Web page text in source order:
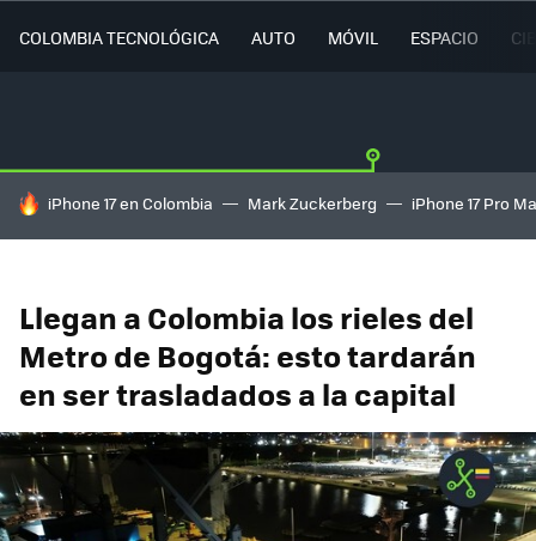
COLOMBIA TECNOLÓGICA AUTO MÓVIL ESPACIO
HOY SE HABLA DE
iPhone 17 en Colombia Mark Zuckerberg iPhone 17 Pro
Llegan a Colombia los rieles del
Metro de Bogotá: esto tardarán
en ser trasladados a la capital